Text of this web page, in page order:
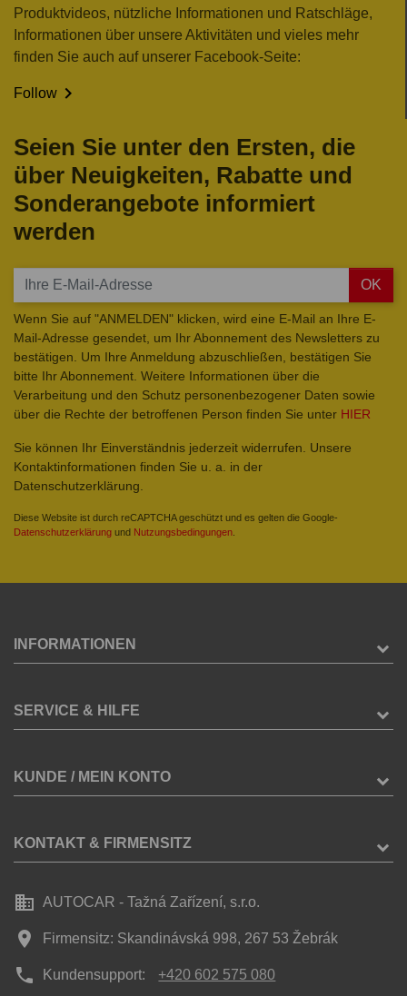
Produktvideos, nützliche Informationen und Ratschläge,
Informationen über unsere Aktivitäten und vieles mehr
finden Sie auch auf unserer Facebook-Seite:
Follow 
Seien Sie unter den Ersten, die
über Neuigkeiten, Rabatte und
Sonderangebote informiert
werden
OK
Wenn Sie auf "ANMELDEN" klicken, wird eine E-Mail an Ihre E-
Mail-Adresse gesendet, um Ihr Abonnement des Newsletters zu
bestätigen. Um Ihre Anmeldung abzuschließen, bestätigen Sie
bitte Ihr Abonnement. Weitere Informationen über die
Verarbeitung und den Schutz personenbezogener Daten sowie
über die Rechte der betroffenen Person finden Sie unter HIER
Sie können Ihr Einverständnis jederzeit widerrufen. Unsere
Kontaktinformationen finden Sie u. a. in der
Datenschutzerklärung.
Diese Website ist durch reCAPTCHA geschützt und es gelten die Google-
Datenschutzerklärung und Nutzungsbedingungen
INFORMATIONEN
SERVICE & HILFE
KUNDE / MEIN KONTO
KONTAKT & FIRMENSITZ
business AUTOCAR - Tažná Zařízení, s.r.o.
place Firmensitz: Skandinávská 998, 267 53 Žebrák
phone Kundensupport: +420 602 575 080